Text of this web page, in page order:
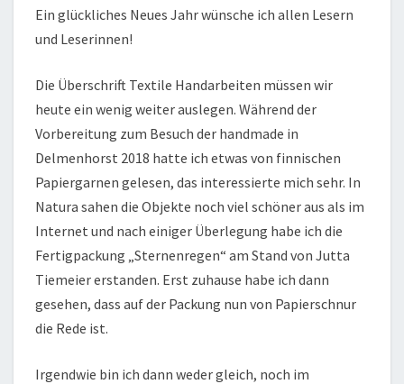
Ein glückliches Neues Jahr wünsche ich allen Lesern
und Leserinnen!
Die Überschrift Textile Handarbeiten müssen wir
heute ein wenig weiter auslegen. Während der
Vorbereitung zum Besuch der handmade in
Delmenhorst 2018 hatte ich etwas von finnischen
Papiergarnen gelesen, das interessierte mich sehr. In
Natura sahen die Objekte noch viel schöner aus als im
Internet und nach einiger Überlegung habe ich die
Fertigpackung „Sternenregen“ am Stand von Jutta
Tiemeier erstanden. Erst zuhause habe ich dann
gesehen, dass auf der Packung nun von Papierschnur
die Rede ist.
Irgendwie bin ich dann weder gleich, noch im